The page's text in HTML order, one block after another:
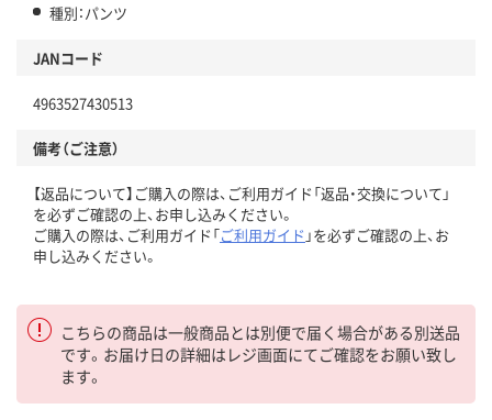
種別：パンツ
JANコード
4963527430513
備考（ご注意）
【返品について】ご購入の際は、ご利用ガイド「返品・交換について」
を必ずご確認の上、お申し込みください。
ご購入の際は、ご利用ガイド「ご利用ガイド 」を必ずご確認の上、お
申し込みください。
こちらの商品は一般商品とは別便で届く場合がある別送品
です。お届け日の詳細はレジ画面にてご確認をお願い致し
ます。